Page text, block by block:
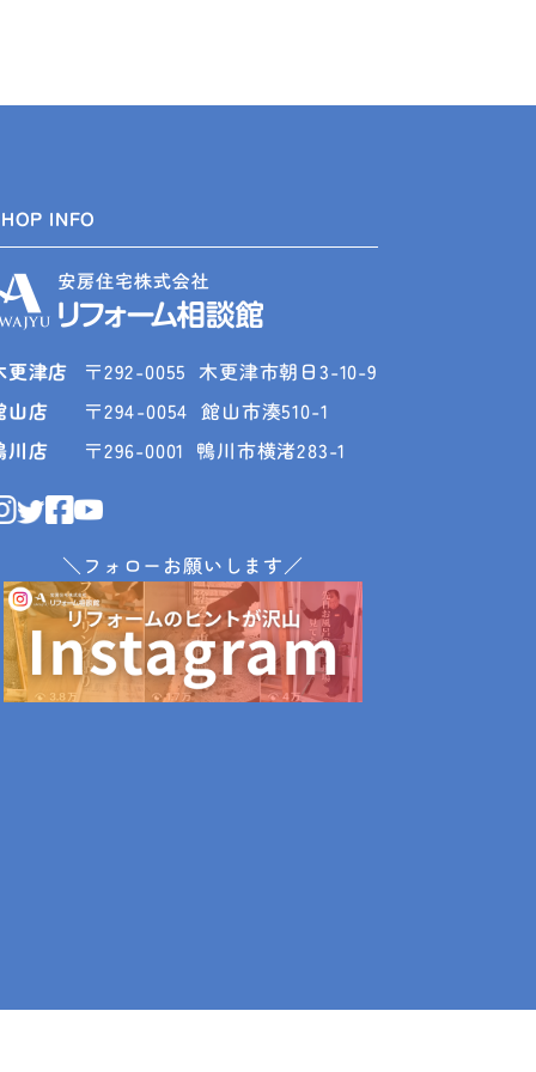
INFO
更津店 〒292-0055 木更津市朝日3-10-9
山店 〒294-0054 館山市湊510-1
川店 〒296-0001 鴨川市横渚283-1
＼フォローお願いします／